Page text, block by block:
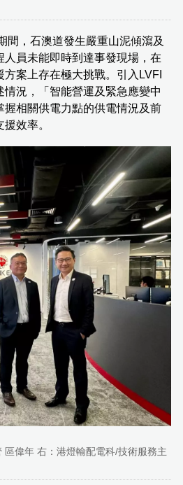
間，石澳道發生嚴重山泥傾瀉及
人員未能即時到達事發現場，在
案上存在極大挑戰。引入LVFI
況，「智能營運及緊急應變中
握相關供電力點的供電情況及前
效率。
區偉年 右：港燈輸配電科/技術服務主